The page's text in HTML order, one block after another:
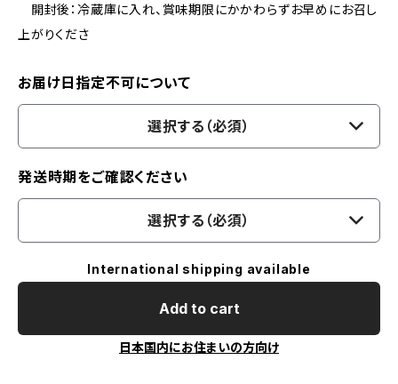
開封後：冷蔵庫に入れ、賞味期限にかかわらずお早めにお召し
上がりくださ
お届け日指定不可について
選択する（必須）
発送時期をご確認ください
選択する（必須）
International shipping available
Add to cart
日本国内にお住まいの方向け